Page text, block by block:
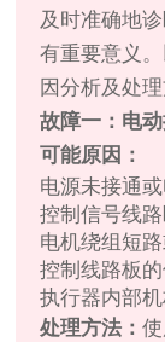
及时准确地
有重要意义
因分析及处理
故障一：电
可能原因：
电源未接通
控制信号线
电机绕组短
控制线路板
执行器内部机
处理方法：